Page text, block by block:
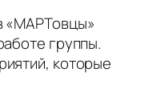
«МАРТовцы»
группы.
которые